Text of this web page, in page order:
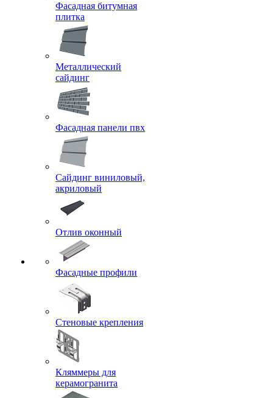
Фасадная битумная
плитка
Металлический
сайдинг
Фасадная панели пвх
Сайдинг виниловый,
акриловый
Отлив оконный
Фасадные профили
Стеновые крепления
Кляммеры для
керамогранита